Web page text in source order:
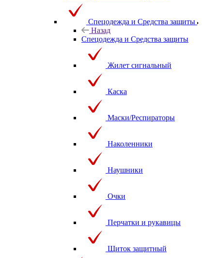
Спецодежда и Средства защиты
Назад
Спецодежда и Средства защиты
Жилет сигнальный
Каска
Маски/Респираторы
Наколенники
Наушники
Очки
Перчатки и рукавицы
Щиток защитный